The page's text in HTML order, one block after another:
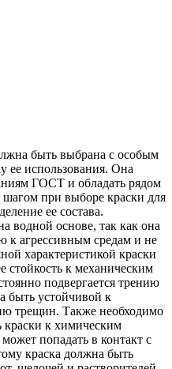
быть выбрана с особым
ее использования. Она
ГОСТ и обладать рядом
при выборе краски для
ее состава.
водной основе, так как она
к агрессивным средам и не
характеристикой краски
стойкость к механическим
подвергается трению
быть устойчивой к
трещин. Также необходимо
краски к химическим
попадать в контакт с
краска должна быть